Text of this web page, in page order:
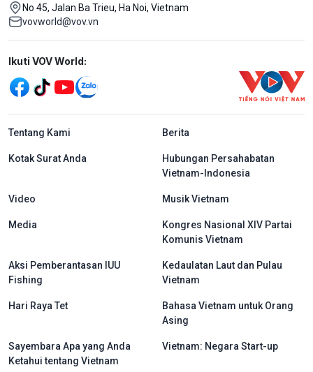
No 45, Jalan Ba Trieu, Ha Noi, Vietnam
vovworld@vov.vn
Mạng xã hội
Ikuti VOV World:
menu footer tiếng Indo
Tentang Kami Berita
Kotak Surat Anda
Hubungan Persahabatan
Vietnam-Indonesia
Video Musik Vietnam
Media
Kongres Nasional XIV Partai
Komunis Vietnam
Aksi Pemberantasan IUU
Fishing
Kedaulatan Laut dan Pulau
Vietnam
Hari Raya Tet
Bahasa Vietnam untuk Orang
Asing
Sayembara Apa yang Anda
Ketahui tentang Vietnam
Vietnam: Negara Start-up